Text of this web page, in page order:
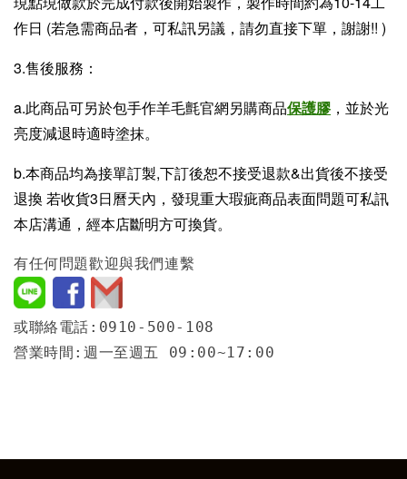
作日 (若急需商品者，可私訊另議，請勿直接下單，謝謝!! )
3.售後服務：
a.此商品可另於包手作羊毛氈官網另購商品保護膠，並於光
亮度減退時適時塗抹。
b.本商品均為接單訂製,下訂後恕不接受退款&出貨後不接受
退換 若收貨3日曆天內，發現重大瑕疵商品表面問題可私訊
本店溝通，經本店斷明方可換貨。
有任何問題歡迎與我們連繫
或聯絡電話:0910-500-108
營業時間:週一至週五 09:00~17:00